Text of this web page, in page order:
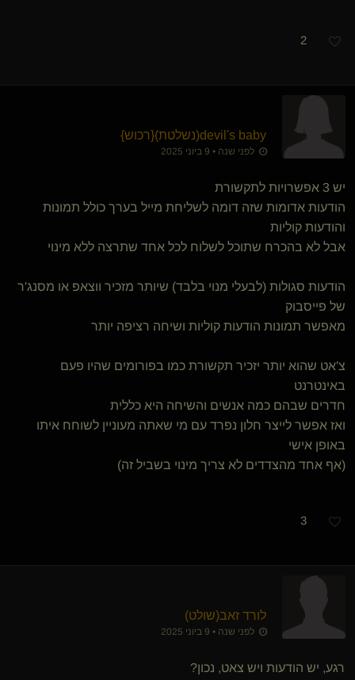
2
devil's baby​(נשלטת) ​{רכוש}
לפני שנה • 9 ביוני 2025
יש 3 אפשרויות לתקשורת
הודעות אדומות שזה דומה לשליחת מייל בערך כולל תמונות
והודעות קוליות
אבל לא בהכרח שתוכל לשלוח לכל אחד שתרצה ללא מינוי
הודעות סגולות (לבעלי מנוי בלבד) שיותר מזכיר ווצאפ או מסנג'ר
של פייסבוק
מאפשר תמונות הודעות קוליות ושיחה רציפה יותר
צ'אט שהוא יותר יזכיר תקשורת כמו בפורומים שהיו פעם
באינטרנט
חדרים שבהם כמה אנשים והשיחה היא כללית
ואז אפשר לייצר חלון נפרד עם מי שאתה מעוניין לשוחח איתו
באופן אישי
(אף אחד מהצדדים לא צריך מינוי בשביל זה)
3
לורד זאב​(שולט)
לפני שנה • 9 ביוני 2025
רגע, יש הודעות ויש צאט, נכון?